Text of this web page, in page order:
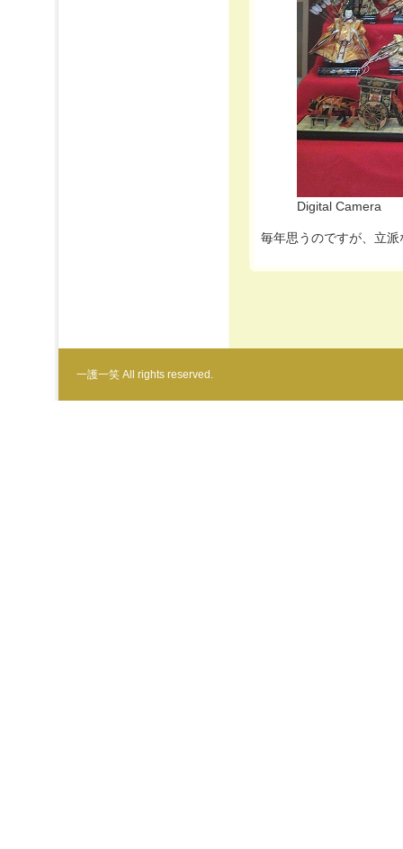
Digital Camera
毎年思うのですが、立
一護一笑 All rights reserved.